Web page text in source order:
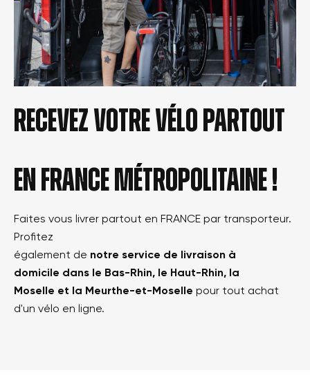
Recevez votre vélo partout
en france métropolitaine !
Faites vous livrer partout en FRANCE par transporteur.
Profitez
également de notre service de livraison à
domicile dans le Bas-Rhin, le Haut-Rhin, la
Moselle et la Meurthe-et-Moselle pour tout achat
d'un vélo en ligne.